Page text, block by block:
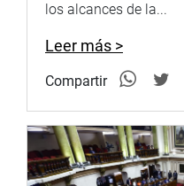
los alcances de la...
Leer más >
Compartir